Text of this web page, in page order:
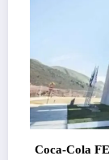
Coca-Cola